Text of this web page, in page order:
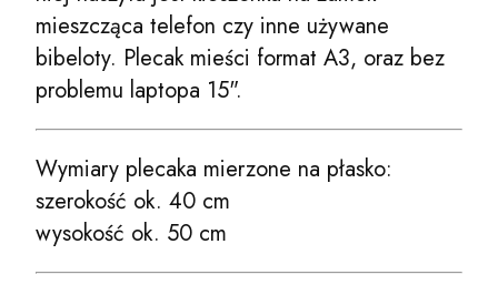
mieszcząca telefon czy inne używane
bibeloty. Plecak mieści format A3, oraz bez
problemu laptopa 15".
Wymiary plecaka mierzone na płasko:
szerokość ok. 40 cm
wysokość ok. 50 cm